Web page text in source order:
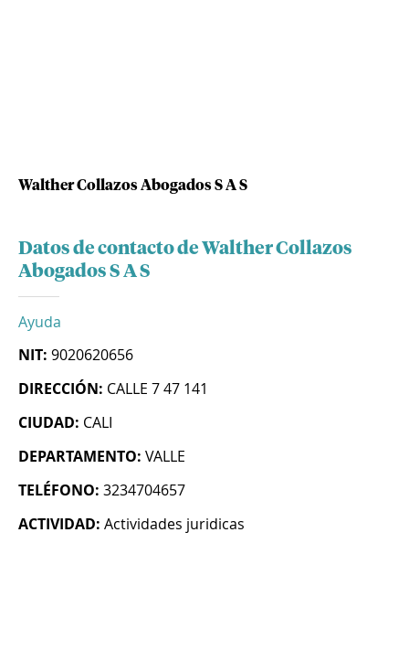
Walther Collazos Abogados S A S
Datos de contacto de Walther Collazos
Abogados S A S
Ayuda
NIT: 9020620656
DIRECCIÓN: CALLE 7 47 141
CIUDAD: CALI
DEPARTAMENTO: VALLE
TELÉFONO: 3234704657
ACTIVIDAD: Actividades juridicas